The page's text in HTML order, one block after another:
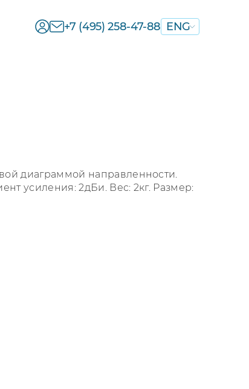
+7 (495) 258-47-88 ENG
диаграммой направленности.
усиления: 2дБи. Вес: 2кг. Размер: